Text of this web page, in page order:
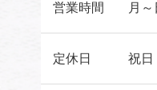
営業時間 月
定休日 祝日